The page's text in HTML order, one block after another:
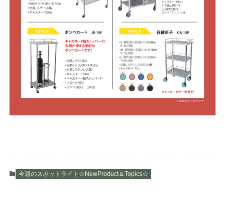
今週のスポットライト☆NewProduct＆Topics☆